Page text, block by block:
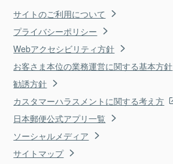
サイトのご利用について
プライバシーポリシー
Webアクセシビリティ方針
お客さま本位の業務運営に関する基本方針
勧誘方針
カスタマーハラスメントに関する考え方
日本郵便公式アプリ一覧
ソーシャルメディア
サイトマップ